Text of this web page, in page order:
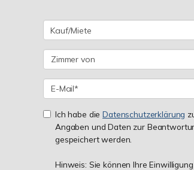
Ich habe dieDatenschutzerklärung
Angaben und Daten zur
gespeichert werden.
Hinweis: Sie können Ihre